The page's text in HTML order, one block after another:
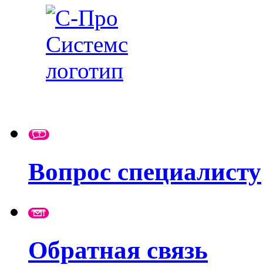
Вопрос специалисту
Обратная связь